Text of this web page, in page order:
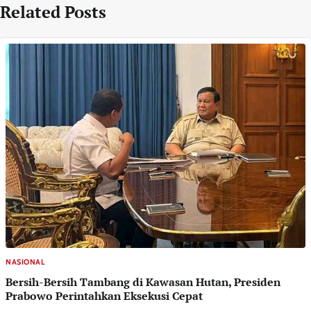
Related Posts
NASIONAL
Bersih-Bersih Tambang di Kawasan Hutan, Presiden
Prabowo Perintahkan Eksekusi Cepat